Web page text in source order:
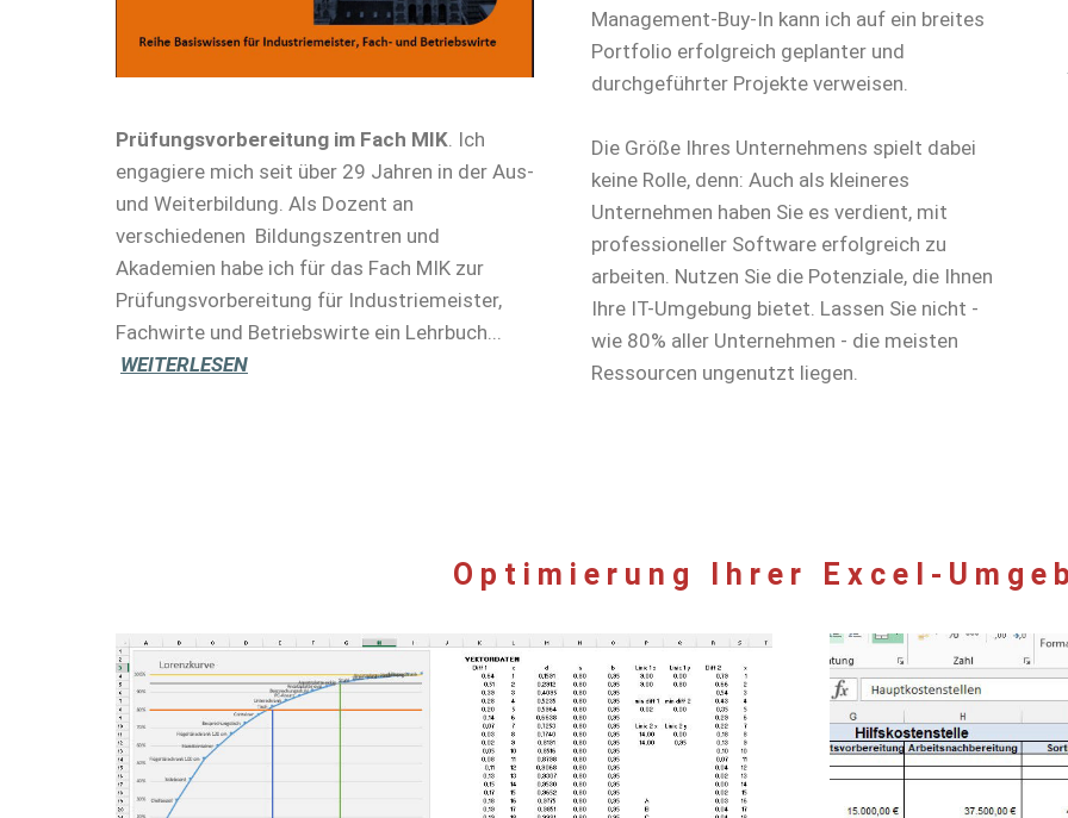
Prüfungsvorbereitung im Fach MIK. Ich
engagiere mich seit über 29 Jahren in der Aus-
und Weiterbildung. Als Dozent an
verschiedenen Bildungszentren und
Akademien habe ich für das Fach MIK zur
Prüfungsvorbereitung für Industriemeister,
Fachwirte und Betriebswirte ein Lehrbuch...
WEITERLESEN
Management-Buy-In kann ich auf ein breites
Portfolio erfolgreich geplanter und
durchgeführter Projekte verweisen.
Die Größe Ihres Unternehmens spielt dabei
keine Rolle, denn: Auch als kleineres
Unternehmen haben Sie es verdient, mit
professioneller Software erfolgreich zu
arbeiten. Nutzen Sie die Potenziale, die Ihnen
Ihre IT-Umgebung bietet. Lassen Sie nicht -
wie 80% aller Unternehmen - die meisten
Ressourcen ungenutzt liegen.
Optimierung Ihrer Excel-